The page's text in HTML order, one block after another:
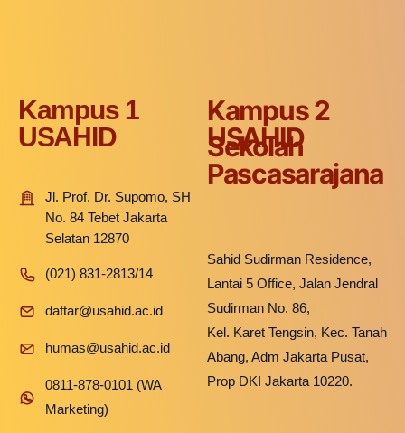
Kampus 1
USAHID
Jl. Prof. Dr. Supomo, SH
No. 84 Tebet Jakarta
Selatan 12870
(021) 831-2813/14
daftar@usahid.ac.id
humas@usahid.ac.id
0811-878-0101 (WA
Marketing)
Kampus 2
USAHID
Sekolah
Pascasarajana
Sahid Sudirman Residence,
Lantai 5 Office, Jalan Jendral
Sudirman No. 86,
Kel. Karet Tengsin, Kec. Tanah
Abang, Adm Jakarta Pusat,
Prop DKI Jakarta 10220.